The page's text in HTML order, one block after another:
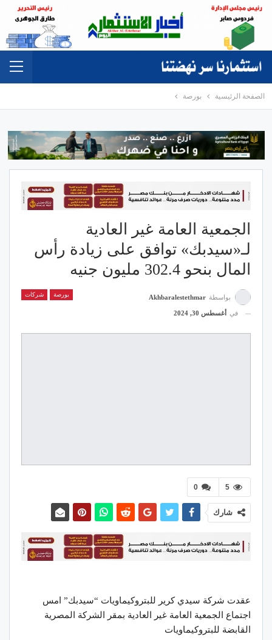
الصفحة الرئيسية بورصة
الجمعية العامة غير العادية
لـ«سيدبك» توافق على زيادة رأس
المال بنحو 302.4 مليون جنيه
بورصة شركات بواسطة Akhbaralestethmar
في أغسطس 30, 2024
0 5
شارك
عقدت شركة سيدي كرير للبتروكيماويات “سيدبك” امس
اجتماع الجمعية العامة غير العادية بمقر الشركة المصرية
القابضة للبتروكيماويات